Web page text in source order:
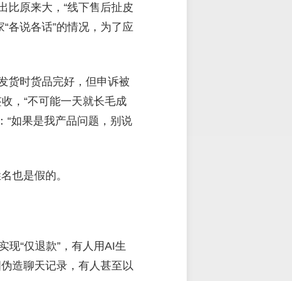
比原来大，“线下售后扯皮
各说各话”的情况，为了应
货时货品完好，但申诉被
，“不可能一天就长毛成
“如果是我产品问题，别说
也是假的。
现“仅退款”，有人用AI生
造聊天记录，有人甚至以